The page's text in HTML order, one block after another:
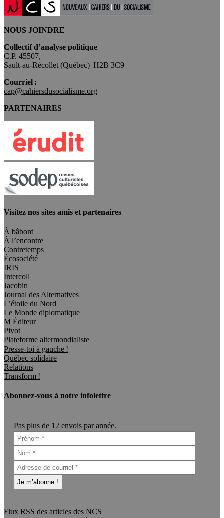
NOUS JOINDRE
Collectif d’analyse politique
C.P. 45507,
Sault-au-Récollet (Québec) H2B 3C9
Courriel :
cap@cahiersdusocialisme.org
PARTENAIRES
Visitez nos sites amis et partenaires
À bâbord
À l’encontre
Contretemps
Écosociété
IRIS
Intercoll
Jacobin
Journal des Alternatives
L’étoile du Nord
Le Monde diplomatique
M Éditeur
Pivot
Plateforme altermondialiste
Presse-toi à gauche !
Québec solidaire
Relations
Transform !
Abonnez-vous à notre infolettre
Pas plus de 12 envois par année.
Flux RSS des articles des NCS